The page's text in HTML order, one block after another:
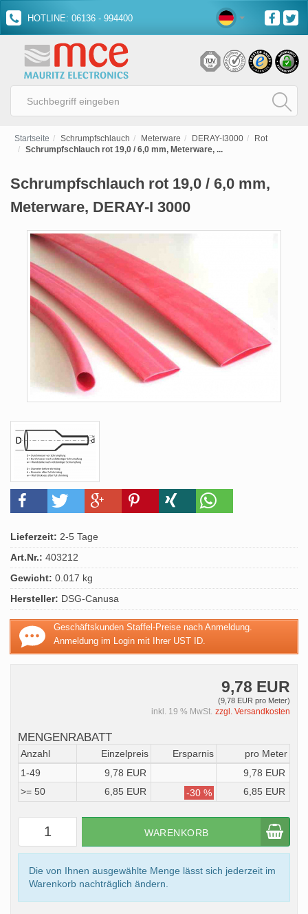
HOTLINE: 06136 - 994400
Startseite Schrumpfschlauch Meterware DERAY-I3000
Rot
Schrumpfschlauch rot 19,0 / 6,0 mm, Meterware, ...
Schrumpfschlauch rot 19,0 / 6,0 mm,
Meterware, DERAY-I 3000
Lieferzeit: 2-5 Tage
Art.Nr.: 403212
Gewicht: 0.017 kg
Hersteller: DSG-Canusa
Geschäftskunden Staffel-Preise nach Anmeldung.
Anmeldung im Login mit Ihrer UST ID.
9,78 EUR
(9,78 EUR pro Meter)
inkl. 19 % MwSt. zzgl. Versandkosten
MENGENRABATT
Anzahl Einzelpreis Ersparnis
pro Meter
1-49
9,78 EUR
9,78 EUR
>= 50
6,85 EUR -30 % 6,85 EUR
WARENKORB
Die von Ihnen ausgewählte Menge lässt sich jederzeit im
Warenkorb nachträglich ändern.